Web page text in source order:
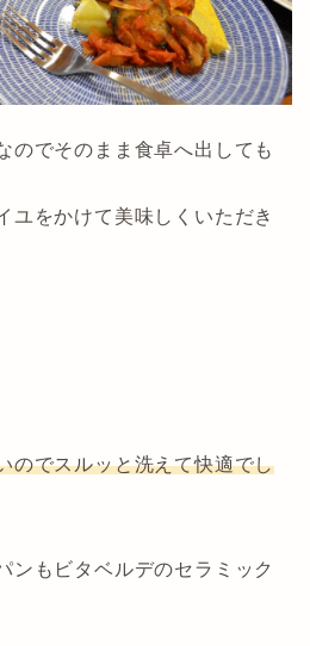
のでそのまま食卓へ出しても
ユをかけて美味しくいただき
のでスルッと洗えて快適でし
ンもビタベルデのセラミック